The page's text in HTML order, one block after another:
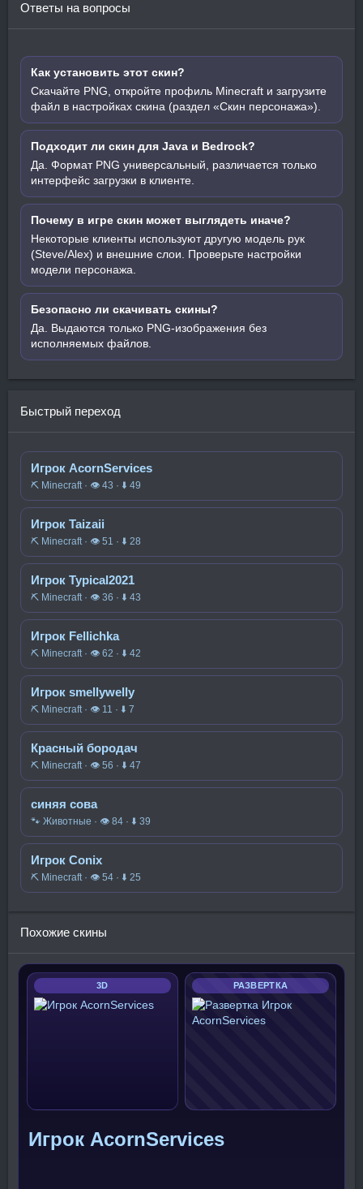
Ответы на вопросы
Как установить этот скин?
Скачайте PNG, откройте профиль Minecraft и загрузите
файл в настройках скина (раздел «Скин персонажа»).
Подходит ли скин для Java и Bedrock?
Да. Формат PNG универсальный, различается только
интерфейс загрузки в клиенте.
Почему в игре скин может выглядеть иначе?
Некоторые клиенты используют другую модель рук
(Steve/Alex) и внешние слои. Проверьте настройки
модели персонажа.
Безопасно ли скачивать скины?
Да. Выдаются только PNG-изображения без
исполняемых файлов.
Быстрый переход
Игрок AcornServices
⛏️ Minecraft · 👁 43 · ⬇ 49
Игрок Taizaii
⛏️ Minecraft · 👁 51 · ⬇ 28
Игрок Typical2021
⛏️ Minecraft · 👁 36 · ⬇ 43
Игрок Fellichka
⛏️ Minecraft · 👁 62 · ⬇ 42
Игрок smellywelly
⛏️ Minecraft · 👁 11 · ⬇ 7
Красный бородач
⛏️ Minecraft · 👁 56 · ⬇ 47
синяя сова
🐾 Животные · 👁 84 · ⬇ 39
Игрок Conix
⛏️ Minecraft · 👁 54 · ⬇ 25
Похожие скины
3D РАЗВЕРТКА
Игрок AcornServices